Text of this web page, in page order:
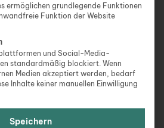
– nimm ihn in die Hand und
der Startschuss für deine
Montag ist eine neue
ermöglichen grundlegende Funktionen
Funktion der Website
und Social-Media-
standardmäßig blockiert. Wenn
Medien akzeptiert werden, bedarf
Inhalte keiner manuellen Einwilligung
Speichern